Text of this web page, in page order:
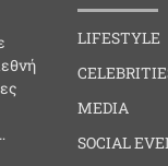
LIFESTYLE
MEDIA
SOCIAL